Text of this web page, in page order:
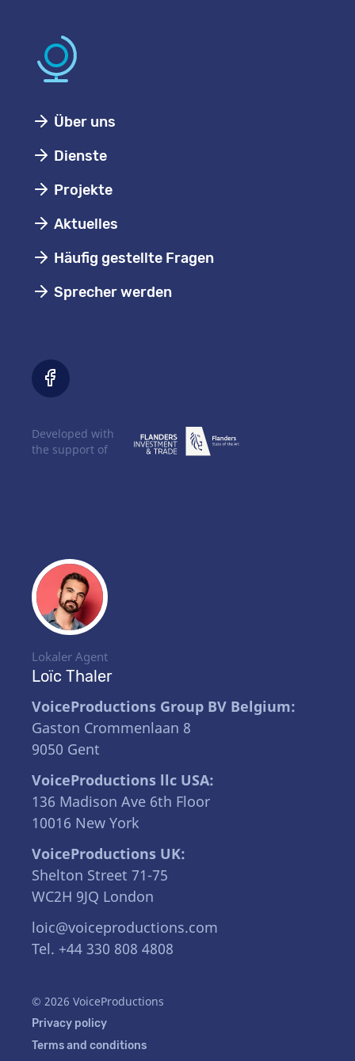
Über uns
Dienste
Projekte
Aktuelles
Häufig gestellte Fragen
Sprecher werden
Lokaler Agent
Loïc Thaler
VoiceProductions Group BV Belgium:
Gaston Crommenlaan 8
9050 Gent
VoiceProductions llc USA:
136 Madison Ave 6th Floor
10016 New York
VoiceProductions UK:
Shelton Street 71-75
WC2H 9JQ London
loic@voiceproductions.com
Tel. +44 330 808 4808
© 2026 VoiceProductions
Privacy policy
Terms and conditions
Developed with
the support of